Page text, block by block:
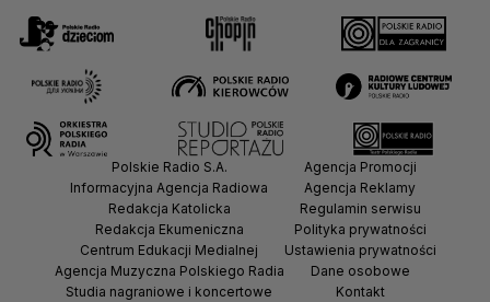
Polskie Radio S.A.
Informacyjna Agencja Radiowa
Redakcja Katolicka
Redakcja Ekumeniczna
Centrum Edukacji Medialnej
Agencja Muzyczna Polskiego Radia
Studia nagraniowe i koncertowe
Agencja Promocji
Agencja Reklamy
Regulamin serwisu
Polityka prywatności
Ustawienia prywatności
Dane osobowe
Kontakt